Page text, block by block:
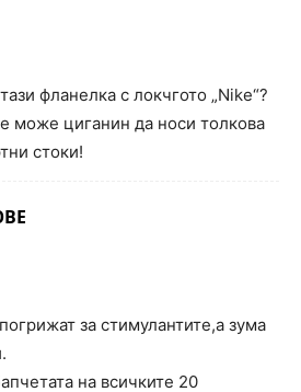
фланелка с локчгото „Nike“?
може циганин да носи толкова
стоки!
за стимулантите,а зума
на всичките 20